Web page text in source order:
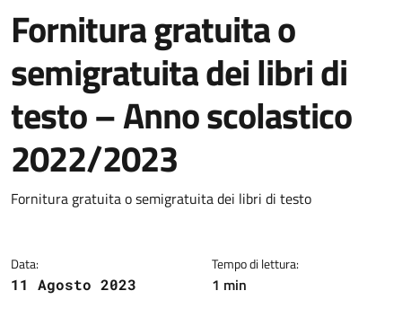
Fornitura gratuita o
semigratuita dei libri di
testo – Anno scolastico
2022/2023
Dettagli della notizia
Fornitura gratuita o semigratuita dei libri di testo
Data:
11 Agosto 2023
Tempo di lettura:
1 min